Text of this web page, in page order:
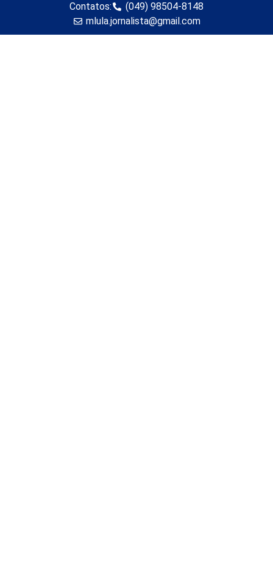
Contatos:
(049) 98504-8148
mlula.jornalista@gmail.com